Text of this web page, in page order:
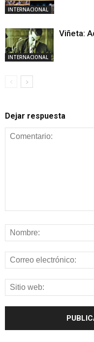
INTERNACIONAL
INTERNACIONAL
Viñeta:
Dejar respuesta